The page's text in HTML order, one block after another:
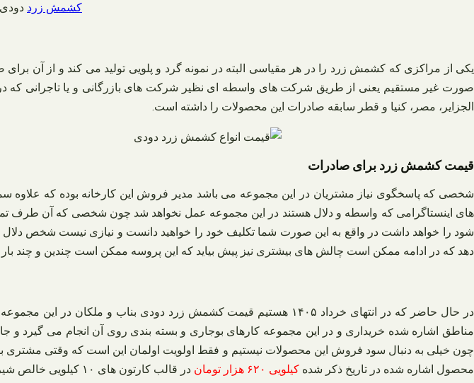
کشمش زرد دودی
یکی از مراکزی که کشمش زرد را در هر مقیاسی البته در نمونه گرد و پلویی تولید می‌ کند و از آن
صورت غیر مستقیم یعنی از طریق شرکت‌ های واسطه‌ ای نظیر شرکت‌ های بازرگانی و یا تاجرانی که
الجزایر، مصر، کنیا و قطر سابقه صادرات این محصولات را داشته است.
قیمت کشمش زرد برای صادرات
شخصی که پاسخگوی نیاز مشتریان در این مجموعه می باشد مدیر فروش این کارخانه بوده که علاوه
های اینستاگرامی که واسطه و دلال هستند در این مجموعه عمل نخواهد شد چون شخصی که آن طرف
شود را خواهد داشت در واقع به این صورت شما تکلیف خود را خواهید دانست و نیازی نیست شخص دلال
دهد که در ادامه ممکن است چالش‌ های بیشتری نیز پیش بیاید که این پروسه ممکن است چندین و چند
در حال حاضر که در انتهای خرداد ۱۴۰۵ هستیم قیمت کشمش زرد دودی
مناطق اشاره شده خریداری و در این مجموعه کارهای بوجاری و بسته‌ بندی روی آن انجام می‌ گیرد و
چون خیلی به دنبال سود فروش این محصولات نیستیم و فقط اولویت اولمان این است که وقتی مشتری
محصول اشاره شده در تاریخ ذکر شده کیلویی ۶۲۰ هزار تومان در قالب کارتون‌ های ۱۰ کیلویی خالص شیرینک شده هم می‌ باشد تحویل مشتری داده می‌ شود.